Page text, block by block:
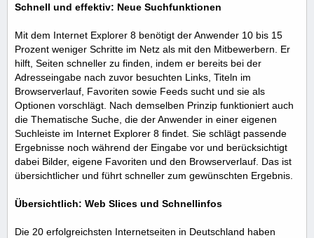
Schnell und effektiv: Neue Suchfunktionen
Mit dem Internet Explorer 8 benötigt der Anwender 10 bis 15
Prozent weniger Schritte im Netz als mit den Mitbewerbern. Er
hilft, Seiten schneller zu finden, indem er bereits bei der
Adresseingabe nach zuvor besuchten Links, Titeln im
Browserverlauf, Favoriten sowie Feeds sucht und sie als
Optionen vorschlägt. Nach demselben Prinzip funktioniert auch
die Thematische Suche, die der Anwender in einer eigenen
Suchleiste im Internet Explorer 8 findet. Sie schlägt passende
Ergebnisse noch während der Eingabe vor und berücksichtigt
dabei Bilder, eigene Favoriten und den Browserverlauf. Das ist
übersichtlicher und führt schneller zum gewünschten Ergebnis.
Übersichtlich: Web Slices und Schnellinfos
Die 20 erfolgreichsten Internetseiten in Deutschland haben